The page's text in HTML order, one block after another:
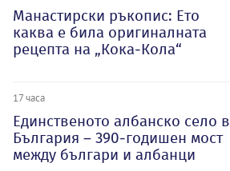
Манастирски ръкопис: Ето
каква е била оригиналната
рецепта на „Кока-Кола“
17 часа
Единственото албанско село в
България – 390-годишен мост
между българи и албанци